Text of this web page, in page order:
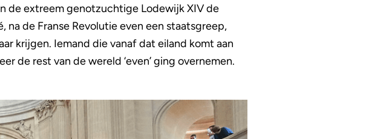
de extreem genotzuchtige Lodewijk XIV de
de Franse Revolutie even een staatsgreep,
krijgen. Iemand die vanaf dat eiland komt aan
de rest van de wereld ‘even’ ging overnemen.